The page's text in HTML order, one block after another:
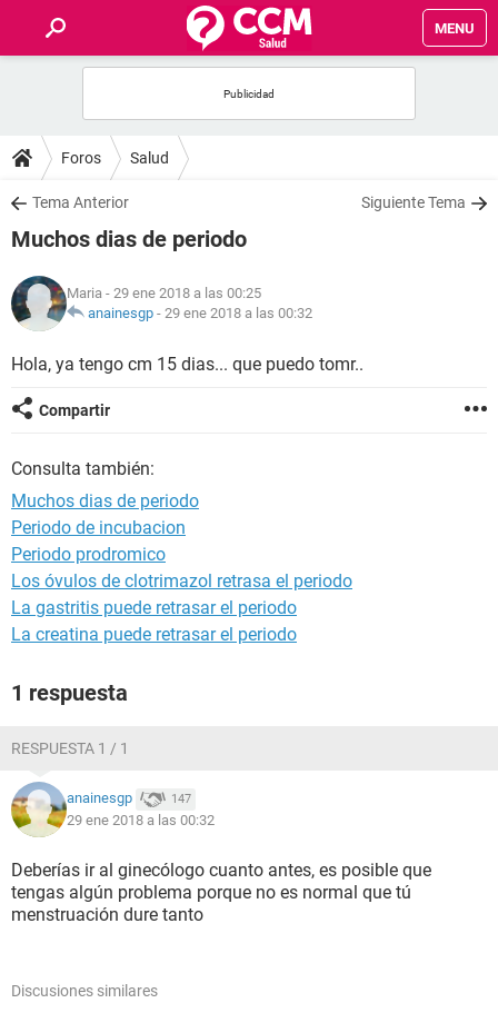
MENU
FOROS
SALUD
NUTRICIÓN
BIENESTAR
SEXUALIDAD
Foros Salud
Tema Anterior Siguiente Tema
Muchos dias de periodo
Maria - 29 ene 2018 a las 00:25
anainesgp - 29 ene 2018 a las 00:32
Hola, ya tengo cm 15 dias... que puedo tomr..
Compartir
Consulta también:
Muchos dias de periodo
Periodo de incubacion
Periodo prodromico
Los óvulos de clotrimazol retrasa el periodo
La gastritis puede retrasar el periodo
La creatina puede retrasar el periodo
1 respuesta
RESPUESTA 1 / 1
anainesgp 147
29 ene 2018 a las 00:32
Deberías ir al ginecólogo cuanto antes, es posible que
tengas algún problema porque no es normal que tú
menstruación dure tanto
Discusiones similares